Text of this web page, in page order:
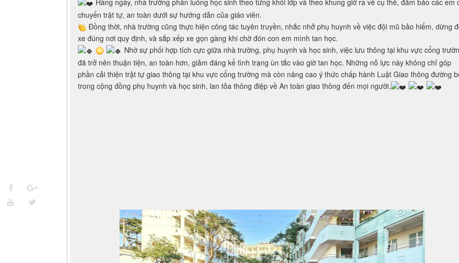
TOÀN GIAO THÔNG”
Với mục tiêu xây dựng môi trường học đường an toàn và văn minh, thầy và trò trường Tiểu học Bãi Cháy đã triển
khai hiệu quả mô hình “Cổng trường An toàn giao thông.”
Hàng ngày, nhà trường phân luồng học sinh theo từng khối lớp và theo khung giờ ra về cụ thể, đảm bảo các em di
chuyển trật tự, an toàn dưới sự hướng dẫn của giáo viên.
Đồng thời, nhà trường cũng thực hiện công tác tuyên truyền, nhắc nhở phụ huynh về việc đội mũ bảo hiểm, dừng đỗ
xe đúng nơi quy định, và sắp xếp xe gọn gàng khi chờ đón con em mình tan học.
Nhờ sự phối hợp tích cực giữa nhà trường, phụ huynh và học sinh, việc lưu thông tại khu vực cổng trường